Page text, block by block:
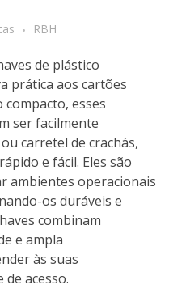
RBH
de plástico
prática aos cartões
esses
ser facilmente
carretel de crachás,
e fácil. Eles são
ambientes operacionais
os duráveis e
combinam
e ampla
às suas
de acesso.